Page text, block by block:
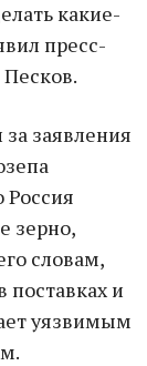
какие-
пресс-
заявления
Россия
зерно,
словам,
и
уязвимым